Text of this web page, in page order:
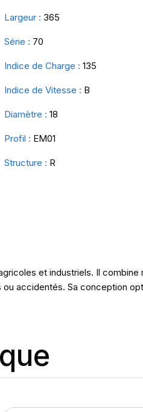
Largeur : 365
Série : 70
Indice de Charge : 135
Indice de Vitesse : B
Diamètre : 18
Profil : EM01
Structure : R
et industriels. Il
accidentés. Sa conception